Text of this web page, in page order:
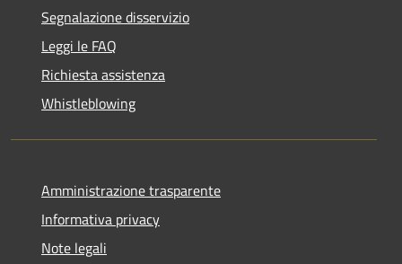
Segnalazione disservizio
Leggi le FAQ
Richiesta assistenza
Whistleblowing
Amministrazione trasparente
Informativa privacy
Note legali